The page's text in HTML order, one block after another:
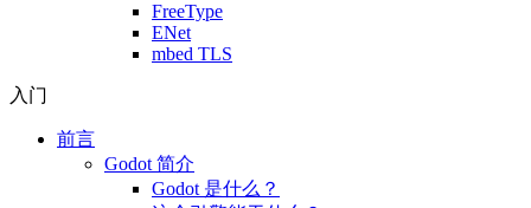
FreeType
ENet
mbed TLS
入门
前言
Godot 简介
Godot 是什么？